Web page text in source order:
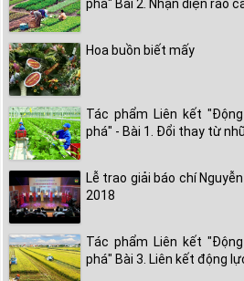
phá" Bài 2. Nhận diện rào
Hoa buồn biết mấy
Tác phẩm Liên kết
phá" - Bài 1. Đổi thay từ
Lễ trao giải báo chí
2018
Tác phẩm Liên kết
phá" Bài 3. Liên kết động